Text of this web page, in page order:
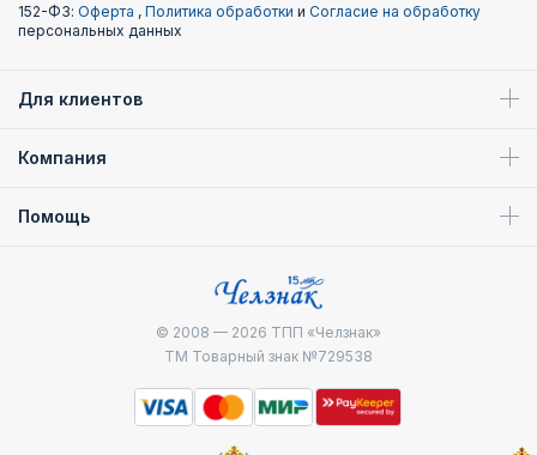
152-ФЗ: Оферта , Политика обработки и Согласие на обработку
персональных данных
Для клиентов
Компания
Помощь
© 2008 — 2026 ТПП «Челзнак»
ТМ Товарный знак №729538